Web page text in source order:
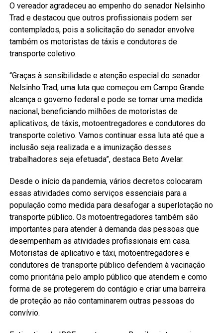
O vereador agradeceu ao empenho do senador Nelsinho
Trad e destacou que outros profissionais podem ser
contemplados, pois a solicitação do senador envolve
também os motoristas de táxis e condutores de
transporte coletivo.
“Graças à sensibilidade e atenção especial do senador
Nelsinho Trad, uma luta que começou em Campo Grande
alcança o governo federal e pode se tornar uma medida
nacional, beneficiando milhões de motoristas de
aplicativos, de táxis, motoentregadores e condutores do
transporte coletivo. Vamos continuar essa luta até que a
inclusão seja realizada e a imunização desses
trabalhadores seja efetuada”, destaca Beto Avelar.
Desde o início da pandemia, vários decretos colocaram
essas atividades como serviços essenciais para a
população como medida para desafogar a superlotação no
transporte público. Os motoentregadores também são
importantes para atender à demanda das pessoas que
desempenham as atividades profissionais em casa.
Motoristas de aplicativo e táxi, motoentregadores e
condutores de transporte público defendem à vacinação
como prioritária pelo amplo público que atendem e como
forma de se protegerem do contágio e criar uma barreira
de proteção ao não contaminarem outras pessoas do
convívio.